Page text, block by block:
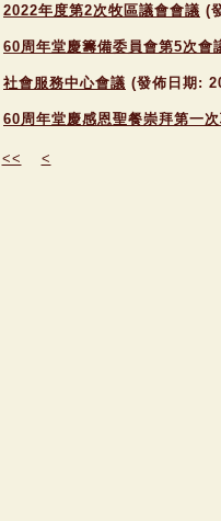
2022年度第2次牧區議會會議 (
60周年堂慶籌備委員會第5次會
社會服務中心會議 (發佈日期:
60周年堂慶感恩聖餐崇拜第一
<< <